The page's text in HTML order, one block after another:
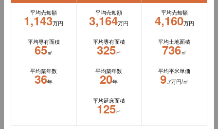
平均売却額
1,143万円
平均専有面積
65㎡
平均築年数
36年
平均売却額
3,164万円
平均専有面積
325㎡
平均築年数
20年
平均延床面積
125㎡
平均売却額
4,160万円
平均土地面積
736㎡
平均平米単価
9.7万円/㎡